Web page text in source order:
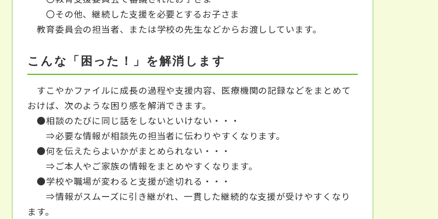
〇その他、継続した支援を必要とするお子さま
教育委員会の担当者、または学校の先生などからお渡ししています。
こんな「困った！」を解消します
すこやかファイルに成長の過程や支援内容、医療機関の記録などをまとめて
おけば、次のような困り感を解消できます。
●相談のたびに同じ話をしないといけない・・・
⇒必要な情報が相談先の担当者に伝わりやすくなります。
●何を伝えたらよいかがまとめられない・・・
⇒ご本人やご家族の情報をまとめやすくなります。
●学校や職場が変わると支援が途切れる・・・
⇒情報がスムーズに引き継がれ、一貫した継続的な支援が受けやすくなり
ます。